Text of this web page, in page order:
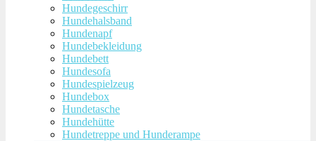
Hundegeschirr
Hundehalsband
Hundenapf
Hundebekleidung
Hundebett
Hundesofa
Hundespielzeug
Hundebox
Hundetasche
Hundehütte
Hundetreppe und Hunderampe